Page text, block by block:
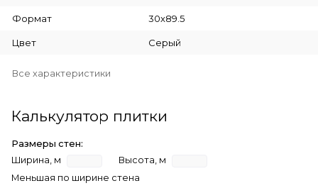
Формат 30x89.5
Цвет Серый
Все характеристики
Калькулятор плитки
Размеры стен:
Ширина, м
Высота, м
Меньшая по ширине стена